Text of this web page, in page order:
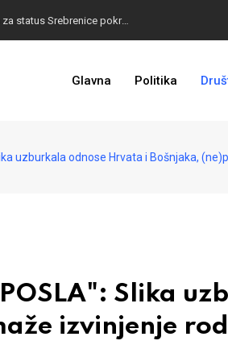
TROJKA U AKCIJI: Inicijativa za status Srebrenice pokrenuta
ZASTRAŠIVANJE I PRITISCI: Saslušane još 4 osobe, 26 na popisu
Glavna Politika
uzburkala odnose Hrvata i Bošnjaka,
POSLA": Slika
izvinjenje